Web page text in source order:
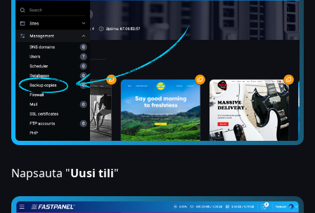
Napsauta "Uusi tili"